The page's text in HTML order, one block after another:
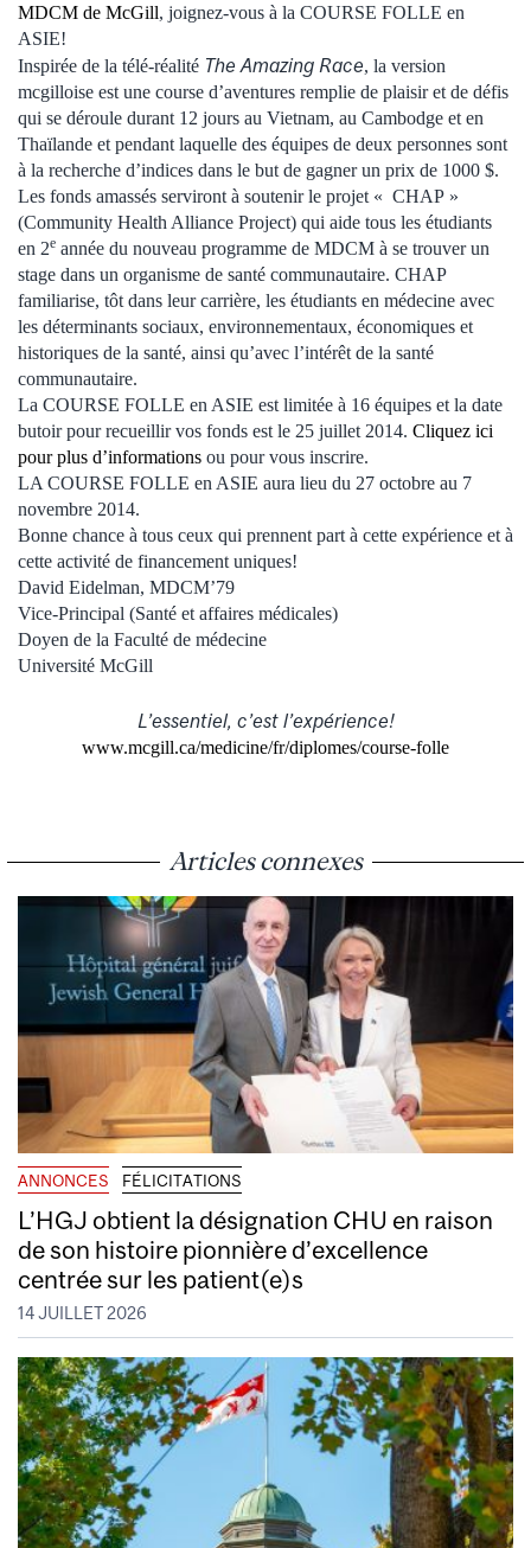
MDCM de McGill, joignez-vous à la COURSE FOLLE en
ASIE!
Inspirée de la télé-réalité The Amazing Race, la version
mcgilloise est une course d’aventures remplie de plaisir et de défis
qui se déroule durant 12 jours au Vietnam, au Cambodge et en
Thaïlande et pendant laquelle des équipes de deux personnes sont
à la recherche d’indices dans le but de gagner un prix de 1000 $.
Les fonds amassés serviront à soutenir le projet « CHAP »
(Community Health Alliance Project) qui aide tous les étudiants
en 2e année du nouveau programme de MDCM à se trouver un
stage dans un organisme de santé communautaire. CHAP
familiarise, tôt dans leur carrière, les étudiants en médecine avec
les déterminants sociaux, environnementaux, économiques et
historiques de la santé, ainsi qu’avec l’intérêt de la santé
communautaire.
La COURSE FOLLE en ASIE est limitée à 16 équipes et la date
butoir pour recueillir vos fonds est le 25 juillet 2014. Cliquez ici
pour plus d’informations ou pour vous inscrire.
LA COURSE FOLLE en ASIE aura lieu du 27 octobre au 7
novembre 2014.
Bonne chance à tous ceux qui prennent part à cette expérience et à
cette activité de financement uniques!
David Eidelman, MDCM’79
Vice-Principal (Santé et affaires médicales)
Doyen de la Faculté de médecine
Université McGill
L’essentiel, c’est l’expérience!
www.mcgill.ca/medicine/fr/diplomes/course-folle
Articles connexes
ANNONCES FÉLICITATIONS
L’HGJ obtient la désignation CHU en raison
de son histoire pionnière d’excellence
centrée sur les patient(e)s
14 JUILLET 2026